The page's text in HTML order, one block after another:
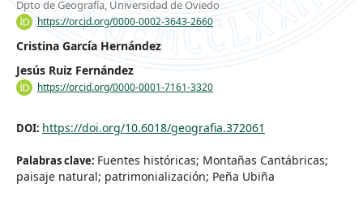
Dpto de Geografía, Universidad de Oviedo
https://orcid.org/0000-0002-3643-2660
Cristina García Hernández
Jesús Ruiz Fernández
https://orcid.org/0000-0001-7161-3320
DOI: https://doi.org/10.6018/geografia.372061
Palabras clave: Fuentes históricas; Montañas Cantábricas;
paisaje natural; patrimonialización; Peña Ubiña